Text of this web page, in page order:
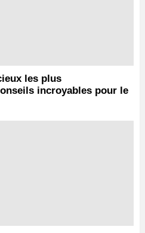
les plus
incroyables pour le